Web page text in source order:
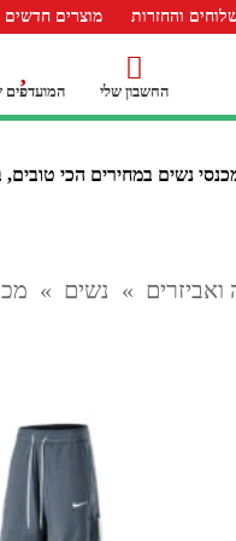
והחזרות מוצרים חדשים
החשבון שלי המועדפים
נשים במחירים הכי
ואביזרים » נשים »